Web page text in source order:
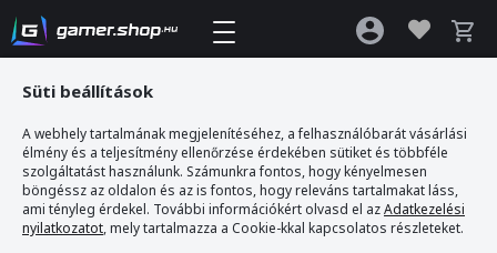
Gamer webshop >Spartan Gear - Xbox Series X|S Kontroller Szilikon
Védőborítás + Thumb Grips (Xbox) - Fehér
Süti beállítások
A webhely tartalmának megjelenítéséhez, a felhasználóbarát vásárlási
élmény és a teljesítmény ellenőrzése érdekében sütiket és többféle
szolgáltatást használunk. Számunkra fontos, hogy kényelmesen
böngéssz az oldalon és az is fontos, hogy releváns tartalmakat láss,
ami tényleg érdekel. További információkért olvasd el azAdatkezelési
nyilatkozatot, mely tartalmazza a Cookie-kkal kapcsolatos részleteket.